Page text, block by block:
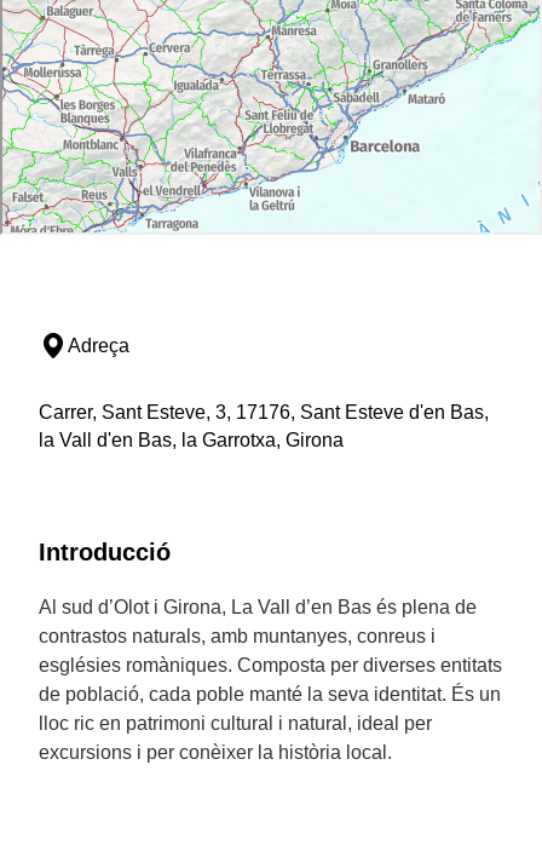
Adreça
Carrer, Sant Esteve, 3, 17176, Sant Esteve d'en Bas,
la Vall d'en Bas, la Garrotxa, Girona
Introducció
Al sud d’Olot i Girona, La Vall d’en Bas és plena de
contrastos naturals, amb muntanyes, conreus i
esglésies romàniques. Composta per diverses entitats
de població, cada poble manté la seva identitat. És un
lloc ric en patrimoni cultural i natural, ideal per
excursions i per conèixer la història local.